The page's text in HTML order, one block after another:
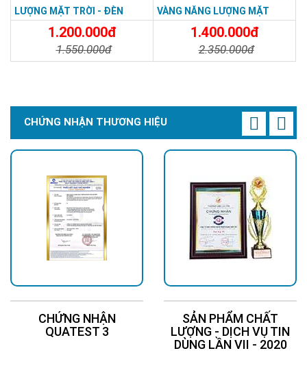
LƯỢNG MẶT TRỜI - ĐÈN
ĐƯỜNG NĂNG LƯỢNG MẶT
TRỜI 100W GIÁ RẺ - Solar
Light 100W
1.200.000đ
1.550.000đ
VÀNG NĂNG LƯỢNG MẶT
TRỜI - Solar Light 300W
1.400.000đ
2.350.000đ
CHỨNG NHẬN THƯƠNG HIỆU
CHỨNG NHẬN
QUATEST 3
SẢN PHẨM CHẤT
LƯỢNG - DỊCH VỤ TIN
DÙNG LẦN VII - 2020